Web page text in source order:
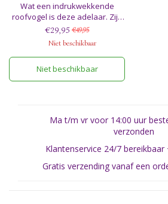
Wat een indrukwekkende
roofvogel is deze adelaar. Zijn
snavel en kop kunnen
bewegen en hij kan naar eigen
keuze een lieve of een
gevaarlijke adelaar zijn.
Afmetingen: Lengte: 15cm,
Breedte:17,5cm, Hoogte 42,5cm.
€29,95 €49,95
Niet beschikbaar
Niet beschikbaar
Ma t/m vr voor 14:00 uur
verzonden
Klantenservice 24/7 bereikbaar
Gratis verzending vanaf een